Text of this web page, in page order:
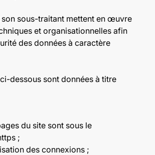
son sous-traitant mettent en œuvre
et organisationnelles afin
des données à caractère
dessous sont données à titre
du site sont sous le
;
des connexions ;